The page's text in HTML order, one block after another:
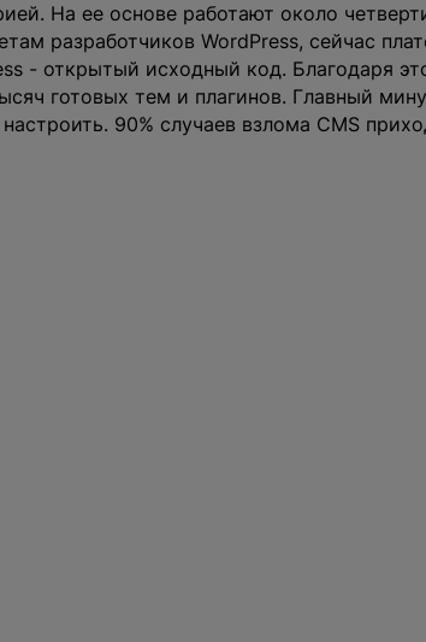
На ее основе работают около
разработчиков WordPress, сейчас
- открытый исходный код. Благодаря
готовых тем и плагинов. Главный
90% случаев взлома CMS